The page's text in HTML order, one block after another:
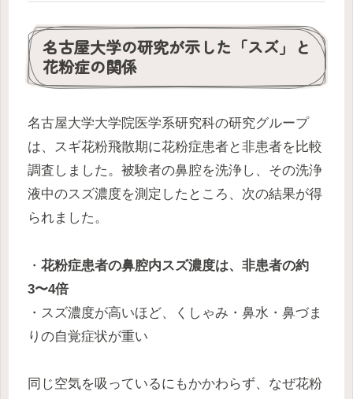
名古屋大学の研究が示した「スズ」と
花粉症の関係
名古屋大学大学院医学系研究科の研究グループ
は、スギ花粉飛散期に花粉症患者と非患者を比較
調査しました。被験者の鼻腔を洗浄し、その洗浄
液中のスズ濃度を測定したところ、次の結果が得
られました。
・ 花粉症患者の鼻腔内スズ濃度は、非患者の約
3〜4倍
・スズ濃度が高いほど、くしゃみ・鼻水・鼻づま
りの自覚症状が重い
同じ空気を吸っているにもかかわらず、なぜ花粉